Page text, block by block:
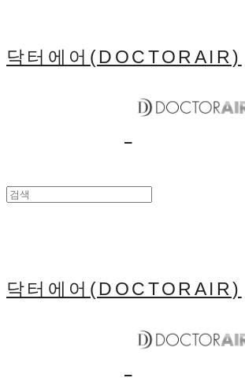
닥터에어(DOCTORAIR)
닥터에어(DOCTORAIR)